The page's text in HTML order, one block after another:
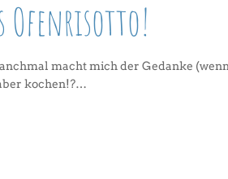
Ofenrisotto!
macht mich der Gedanke
kochen!?…